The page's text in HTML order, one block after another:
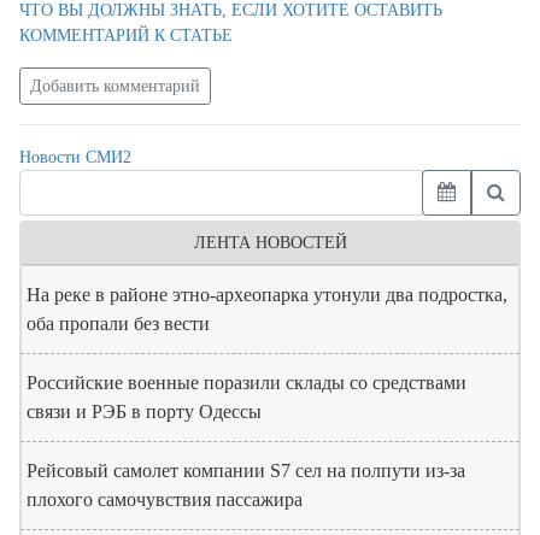
ЧТО ВЫ ДОЛЖНЫ ЗНАТЬ, ЕСЛИ ХОТИТЕ ОСТАВИТЬ
КОММЕНТАРИЙ К СТАТЬЕ
Добавить комментарий
Новости СМИ2
ЛЕНТА НОВОСТЕЙ
На реке в районе этно-археопарка утонули два подростка,
оба пропали без вести
Российские военные поразили склады со средствами
связи и РЭБ в порту Одессы
Рейсовый самолет компании S7 сел на полпути из-за
плохого самочувствия пассажира